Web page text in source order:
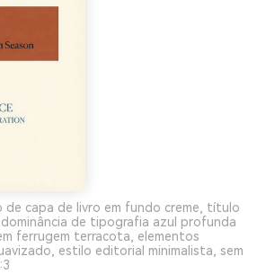
de capa de livro em fundo creme, título
de tipografia azul profunda
ferrugem terracota, elementos
estilo editorial minimalista, sem